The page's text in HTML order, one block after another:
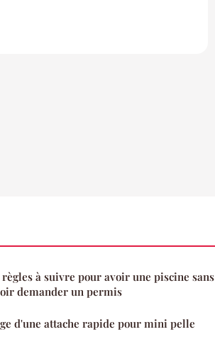
règles à suivre pour avoir une piscine sans
demander un permis
d'une attache rapide pour mini pelle